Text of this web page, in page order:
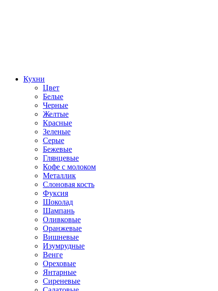
Кухни
Цвет
Белые
Черные
Желтые
Красные
Зеленые
Серые
Бежевые
Глянцевые
Кофе с молоком
Металлик
Слоновая кость
Фуксия
Шоколад
Шампань
Оливковые
Оранжевые
Вишневые
Изумрудные
Венге
Ореховые
Янтарные
Сиреневые